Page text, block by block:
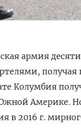
армия
Колумбия
Америке. Но
в 2016 г.